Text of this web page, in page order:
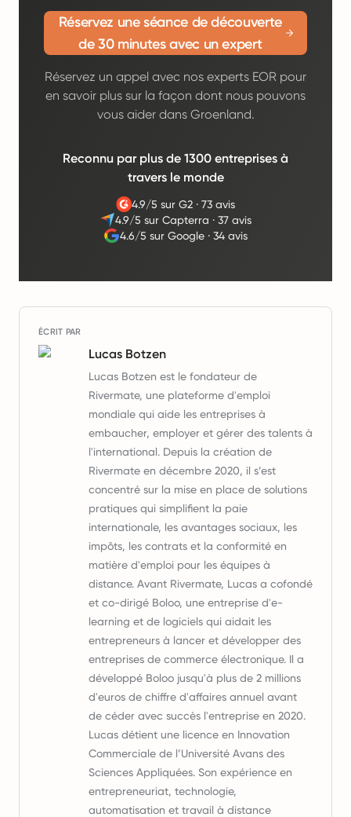
Réservez une séance de découverte
de 30 minutes avec un expert
Réservez un appel avec nos experts EOR pour
en savoir plus sur la façon dont nous pouvons
vous aider dans Groenland.
Reconnu par plus de 1300 entreprises à
travers le monde
4.9/5 sur G2 ·73 avis
4.9/5 sur Capterra ·37 avis
4.6/5 sur Google· 34 avis
ÉCRIT PAR
Lucas Botzen
Lucas Botzen est le fondateur de
Rivermate, une plateforme d'emploi
mondiale qui aide les entreprises à
embaucher, employer et gérer des talents à
l'international. Depuis la création de
Rivermate en décembre 2020, il s’est
concentré sur la mise en place de solutions
pratiques qui simplifient la paie
internationale, les avantages sociaux, les
impôts, les contrats et la conformité en
matière d'emploi pour les équipes à
distance. Avant Rivermate, Lucas a cofondé
et co-dirigé Boloo, une entreprise d'e-
learning et de logiciels qui aidait les
entrepreneurs à lancer et développer des
entreprises de commerce électronique. Il a
développé Boloo jusqu'à plus de 2 millions
d'euros de chiffre d'affaires annuel avant
de céder avec succès l'entreprise en 2020.
Lucas détient une licence en Innovation
Commerciale de l’Université Avans des
Sciences Appliquées. Son expérience en
entrepreneuriat, technologie,
automatisation et travail à distance